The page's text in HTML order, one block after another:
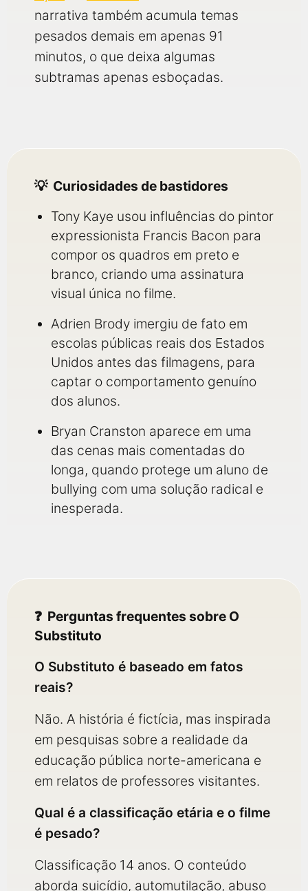
narrativa também acumula temas
pesados demais em apenas 91
minutos, o que deixa algumas
subtramas apenas esboçadas.
Curiosidades de bastidores
Tony Kaye usou influências do pintor
expressionista Francis Bacon para
compor os quadros em preto e
branco, criando uma assinatura
visual única no filme.
Adrien Brody imergiu de fato em
escolas públicas reais dos Estados
Unidos antes das filmagens, para
captar o comportamento genuíno
dos alunos.
Bryan Cranston aparece em uma
das cenas mais comentadas do
longa, quando protege um aluno de
bullying com uma solução radical e
inesperada.
Perguntas frequentes sobre O
Substituto
O Substituto é baseado em fatos
reais?
Não. A história é fictícia, mas inspirada
em pesquisas sobre a realidade da
educação pública norte-americana e
em relatos de professores visitantes.
Qual é a classificação etária e o filme
é pesado?
Classificação 14 anos. O conteúdo
aborda suicídio, automutilação, abuso